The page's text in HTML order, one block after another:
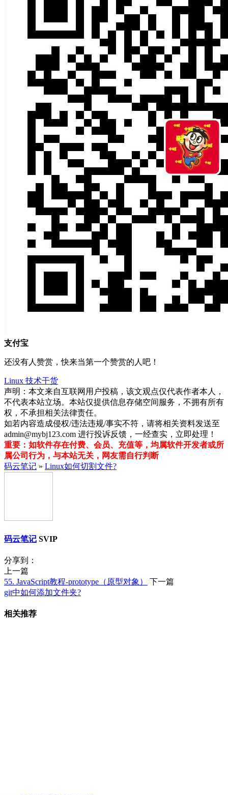
支付宝
还没有人赞赏，快来当第一个赞赏的人吧！
Linux 技术干货
声明：本文来自互联网用户投稿，该文观点仅代表作者本人，
不代表本站立场。本站仅提供信息存储空间服务，不拥有所有
权，不承担相关法律责任。
如若内容造成侵权/违法违规/事实不符，请将相关资料发送至
admin@mybj123.com 进行投诉反馈，一经查实，立即处理！
重要：如软件存在付费、会员、充值等，均属软件开发者或所
属公司行为，与本站无关，网友需自行判断
码云笔记 » ​Linux如何切割文件?
码云笔记 SVIP
分享到：
上一篇
55. JavaScript教程-prototype（原型对象）
下一篇
git中如何添加文件夹?
相关推荐